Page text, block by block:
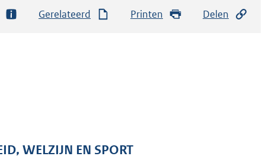
Gerelateerd Printen Delen
WELZIJN EN SPORT